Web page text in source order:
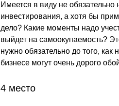
Имеется в виду не
инвестирования, а хотя бы
дело? Какие моменты надо
выйдет на самоокупаемость?
нужно обязательно до того,
бизнесе могут очень дорого
4 место